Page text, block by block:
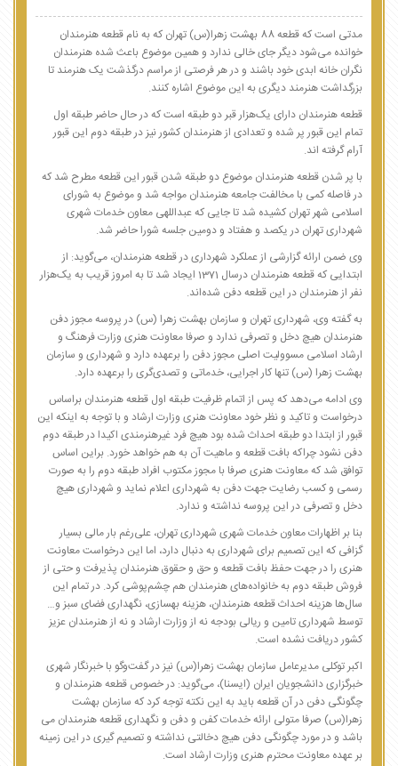
مدتی است که قطعه 88 بهشت زهرا(س) تهران که به نام قطعه هنرمندان
خوانده می‌شود دیگر جای خالی ندارد و همین موضوع باعث شده هنرمندان
نگران خانه ابدی خود باشند و در هر فرصتی از مراسم درگذشت یک هنرمند تا
بزرگداشت هنرمند دیگری به این موضوع اشاره کنند.
قطعه هنرمندان دارای یک‌هزار قبر دو طبقه است که در حال حاضر طبقه اول
تمام این قبور پر شده و تعدادی از هنرمندان کشور نیز در طبقه دوم این قبور
آرام گرفته اند.
با پر شدن قطعه هنرمندان موضوع دو طبقه شدن قبور این قطعه مطرح شد که
در فاصله کمی با مخالفت جامعه هنرمندان مواجه شد و موضوع به شورای
اسلامی شهر تهران کشیده شد تا جایی که عبداللهی معاون خدمات شهری
شهرداری تهران در یکصد و هفتاد و دومین جلسه شورا حاضر شد.
وی ضمن ارائه گزارشی از عملکرد شهرداری در قطعه هنرمندان، می‌گوید: از
ابتدایی که قطعه هنرمندان درسال 1371 ایجاد شد تا به امروز قریب به یک‌هزار
نفر از هنرمندان در این قطعه دفن شده‌اند.
به گفته وی، شهرداری تهران و سازمان بهشت زهرا (س) در پروسه مجوز دفن
هنرمندان هیچ دخل و تصرفی ندارد و صرفا معاونت هنری وزارت فرهنگ و
ارشاد اسلامی مسوولیت اصلی مجوز دفن را برعهده دارد و شهرداری و سازمان
بهشت زهرا (س) تنها کار اجرایی، خدماتی و تصدی‌گری را برعهده دارد.
وی ادامه می‌دهد که پس از اتمام ظرفیت طبقه اول قطعه هنرمندان براساس
درخواست و تاکید و نظر خود معاونت هنری وزارت ارشاد و با توجه به اینکه این
قبور از ابتدا دو طبقه احداث شده بود هیچ فرد غیرهنرمندی اکیدا در طبقه دوم
دفن نشود چراکه بافت قطعه و ماهیت آن به هم خواهد خورد. براین اساس
توافق شد که معاونت هنری صرفا با مجوز مکتوب افراد طبقه دوم را به صورت
رسمی و کسب رضایت جهت دفن به شهرداری اعلام نماید و شهرداری هیچ
دخل و تصرفی در این پروسه نداشته و ندارد.
بنا بر اظهارات معاون خدمات شهری شهرداری تهران، علی‌رغم بار مالی بسیار
گزافی که این تصمیم برای شهرداری به دنبال دارد، اما این درخواست معاونت
هنری را در جهت حفظ بافت قطعه و حق و حقوق هنرمندان پذیرفت و حتی از
فروش طبقه دوم به خانواده‌های هنرمندان هم چشم‌پوشی کرد. در تمام این
سال‌ها هزینه احداث قطعه هنرمندان، هزینه بهسازی، نگهداری فضای سبز و…
توسط شهرداری تامین و ریالی بودجه نه از وزارت ارشاد و نه از هنرمندان عزیز
کشور دریافت نشده است.
اکبر توکلی مدیرعامل سازمان بهشت زهرا(س) نیز در گفت‌وگو با خبرنگار شهری
خبرگزاری دانشجویان ایران (ایسنا)، می‌گوید: در خصوص قطعه هنرمندان و
چگونگی دفن در آن قطعه باید به این نکته توجه کرد که سازمان بهشت
زهرا(س) صرفا متولی ارائه خدمات کفن و دفن و نگهداری قطعه هنرمندان می
باشد و در مورد چگونگی دفن هیچ دخالتی نداشته و تصمیم گیری در این زمینه
بر عهده معاونت محترم هنری وزارت ارشاد است.